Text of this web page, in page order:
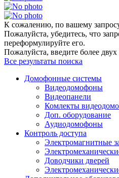
К сожалению, по вашему
Пожалуйста, убедитесь, что
переформулируйте его.
Пожалуйста, введите более
Все результаты поиска
Домофонные системы
Видеодомофоны
Видеопанели
Комлекты
Доп. оборудование
Аудиодомофоны
Контроль доступа
Электромагнитные
Доводчики дверей